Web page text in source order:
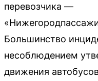
перевозчика —
Большинство
несоблюдением
движения